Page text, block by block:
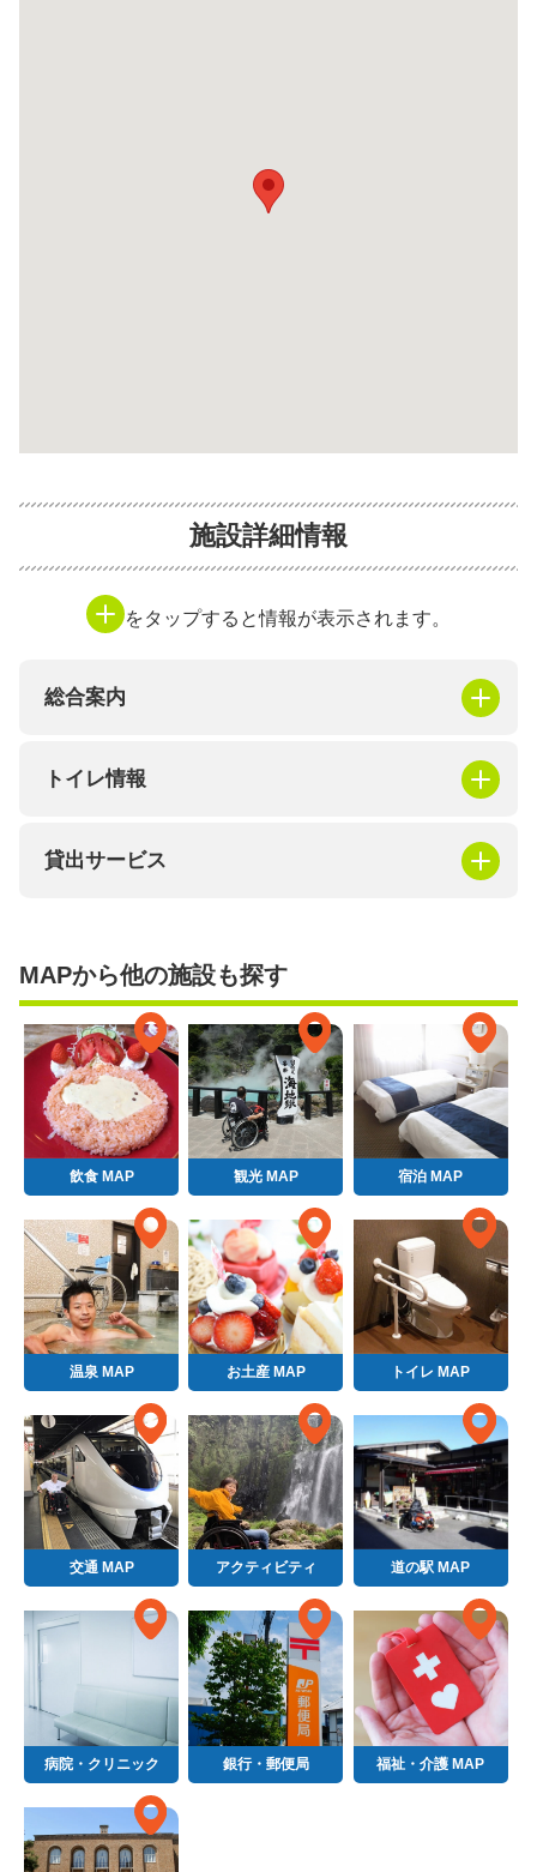
施設詳細情報
をタップすると情報が表示されます。
総合案内
トイレ情報
貸出サービス
MAPから他の施設も探す
飲食 MAP 観光 MAP 宿泊 MAP
温泉 MAP お土産 MAP トイレ MAP
交通 MAP アクティビティ 道の駅 MAP
病院・クリニック 銀行・郵便局 福祉・介護 MAP